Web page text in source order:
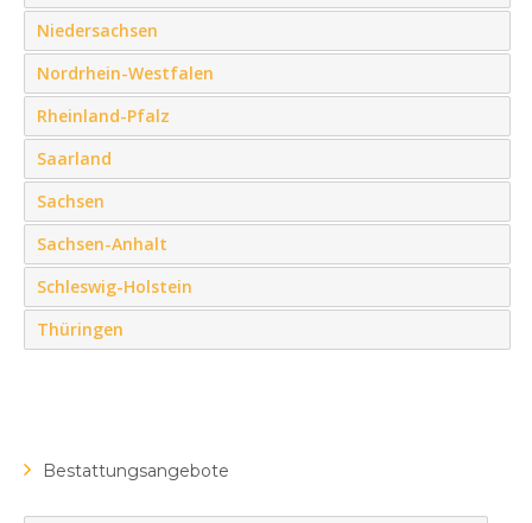
Niedersachsen
Nordrhein-Westfalen
Rheinland-Pfalz
Saarland
Sachsen
Sachsen-Anhalt
Schleswig-Holstein
Thüringen
Bestattungsangebote